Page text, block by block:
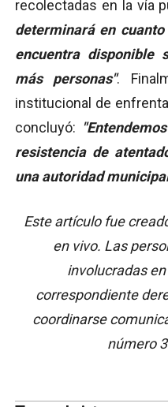
recolectadas en la vía
determinará en
encuentra disponible
más personas".
institucional de
concluyó:
resistencia de
una autoridad
Este artículo fue
en vivo. Las
involucradas
correspondiente
coordinarse
número